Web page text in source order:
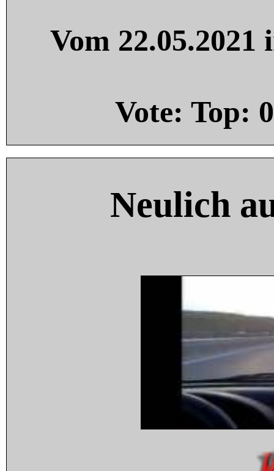
Vom
Vote: Top: 0
Neulich